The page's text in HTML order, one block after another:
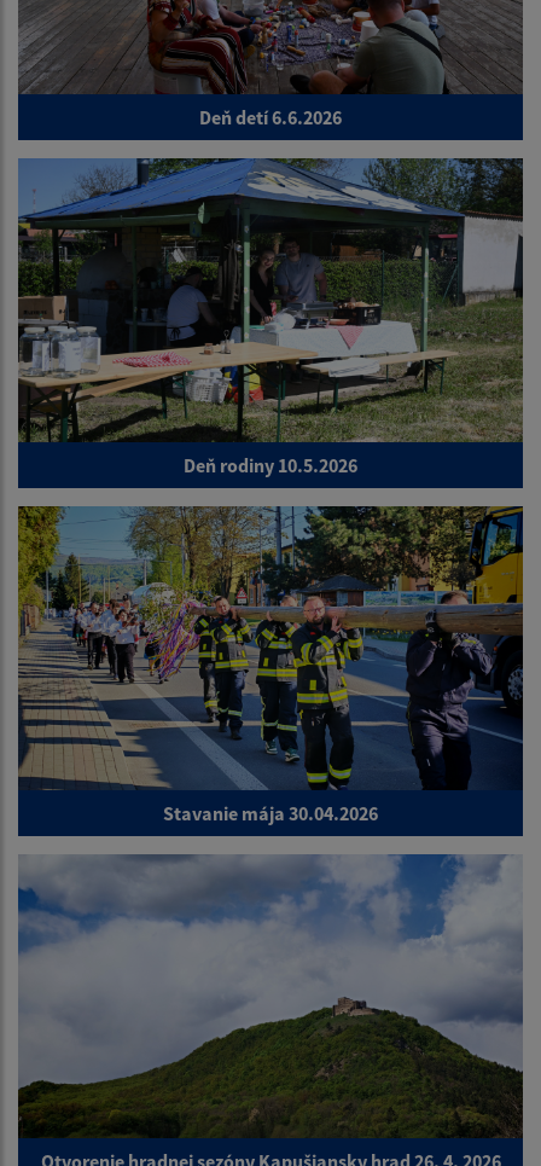
Deň detí 6.6.2026
Deň rodiny 10.5.2026
Stavanie mája 30.04.2026
Otvorenie hradnej sezóny Kapušiansky hrad 26. 4. 2026